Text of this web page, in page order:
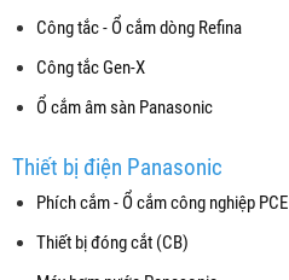
Công tắc - Ổ cắm dòng Refina
Công tắc Gen-X
Ổ cắm âm sàn Panasonic
Thiết bị điện Panasonic
Phích cắm - Ổ cắm công nghiệp PCE
Thiết bị đóng cắt (CB)